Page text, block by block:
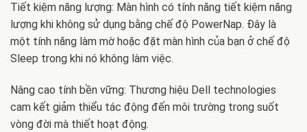
Tiết kiệm năng lượng: Màn hình có tính năng tiết kiệm năng
lượng khi không sử dụng bằng chế độ PowerNap. Đây là
một tính năng làm mờ hoặc đặt màn hình của bạn ở chế độ
Sleep trong khi nó không làm việc.
Nâng cao tính bền vững: Thương hiệu Dell technologies
cam kết giảm thiểu tác động đến môi trường trong suốt
vòng đời mà thiết hoạt động.